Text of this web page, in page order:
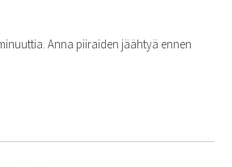
Anna piiraiden jäähtyä ennen